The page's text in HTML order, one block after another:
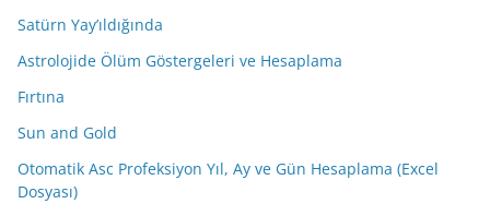
Satürn Yay’ıldığında
Astrolojide Ölüm Göstergeleri ve Hesaplama
Fırtına
Sun and Gold
Otomatik Asc Profeksiyon Yıl, Ay ve Gün Hesaplama (Excel
Dosyası)